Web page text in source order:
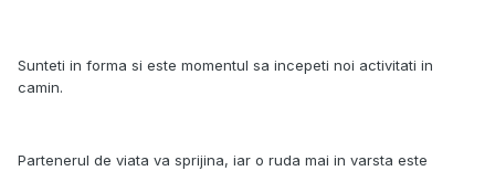
Sunteti in forma si este momentul sa incepeti noi activitati in
camin.
Partenerul de viata va sprijina, iar o ruda mai in varsta este